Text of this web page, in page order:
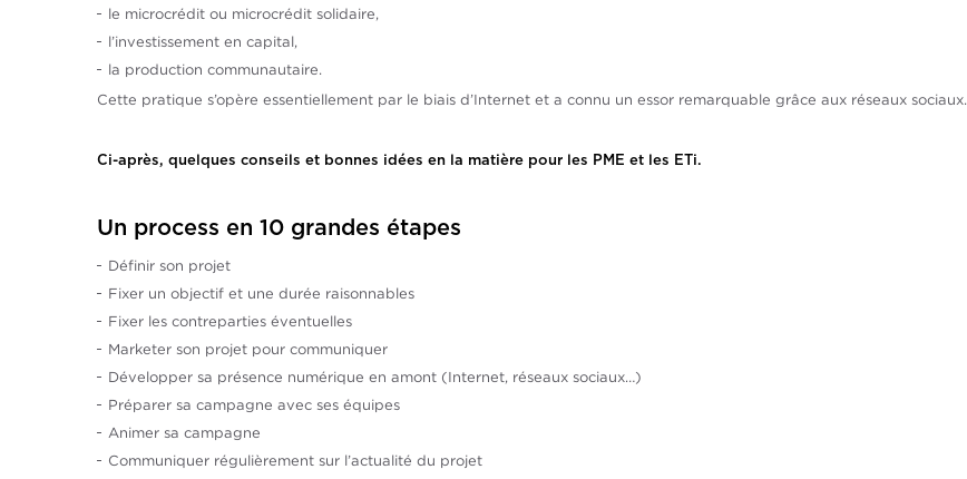
le microcrédit ou microcrédit solidaire,
l’investissement en capital,
la production communautaire.
Cette pratique s’opère essentiellement par le biais d’Internet et a connu un essor remarquable grâce aux réseaux sociaux.
Ci-après, quelques conseils et bonnes idées en la matière pour les PME et les ETi.
Un process en 10 grandes étapes
Définir son projet
Fixer un objectif et une durée raisonnables
Fixer les contreparties éventuelles
Marketer son projet pour communiquer
Développer sa présence numérique en amont (Internet, réseaux sociaux…)
Préparer sa campagne avec ses équipes
Animer sa campagne
Communiquer régulièrement sur l’actualité du projet